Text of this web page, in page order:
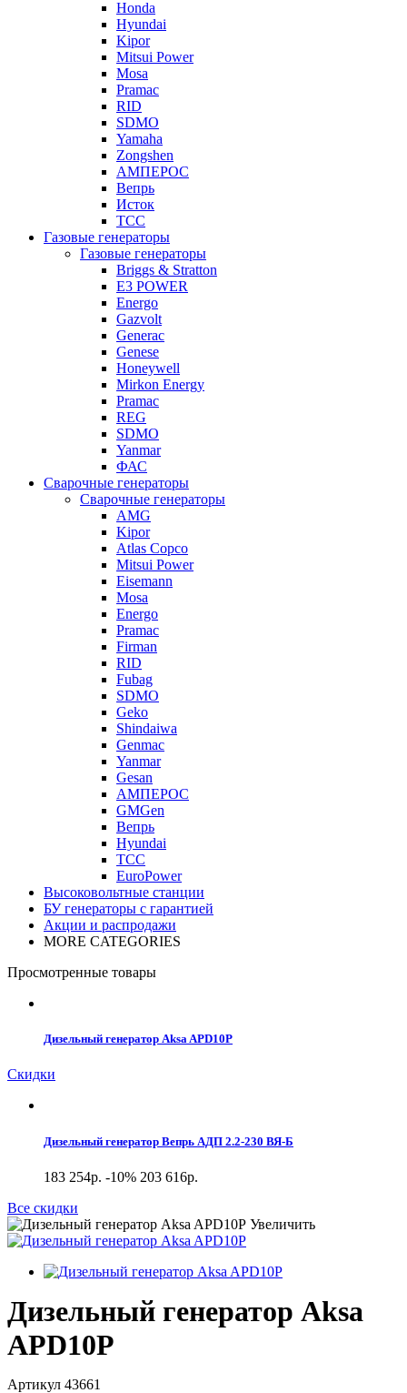
Honda
Hyundai
Kipor
Mitsui Power
Mosa
Pramac
RID
SDMO
Yamaha
Zongshen
АМПЕРОС
Вепрь
Исток
ТСС
Газовые генераторы
Газовые генераторы
Briggs & Stratton
E3 POWER
Energo
Gazvolt
Generac
Genese
Honeywell
Mirkon Energy
Pramac
REG
SDMO
Yanmar
ФАС
Сварочные генераторы
Сварочные генераторы
AMG
Kipor
Atlas Copco
Mitsui Power
Eisemann
Mosa
Energo
Pramac
Firman
RID
Fubag
SDMO
Geko
Shindaiwa
Genmac
Yanmar
Gesan
АМПЕРОС
GMGen
Вепрь
Hyundai
ТСС
EuroPower
Высоковольтные станции
БУ генераторы с гарантией
Акции и распродажи
MORE CATEGORIES
Просмотренные товары
Дизельный генератор Aksa APD10P
Скидки
Дизельный генератор Вепрь АДП 2.2-230 ВЯ-Б
183 254р. -10% 203 616р.
Все скидки
Увеличить
Дизельный генератор Aksa
APD10P
Артикул 43661